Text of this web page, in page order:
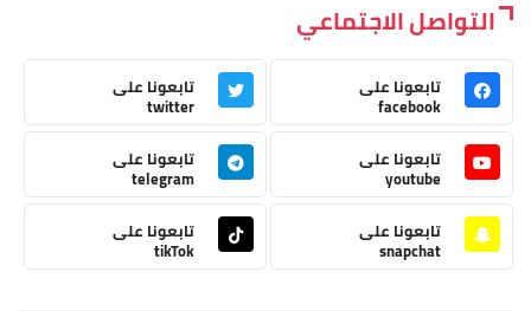
التواصل الاجتماعي
تابعونا على
facebook
تابعونا على
twitter
تابعونا على
youtube
تابعونا على
telegram
تابعونا على
snapchat
تابعونا على
tikTok